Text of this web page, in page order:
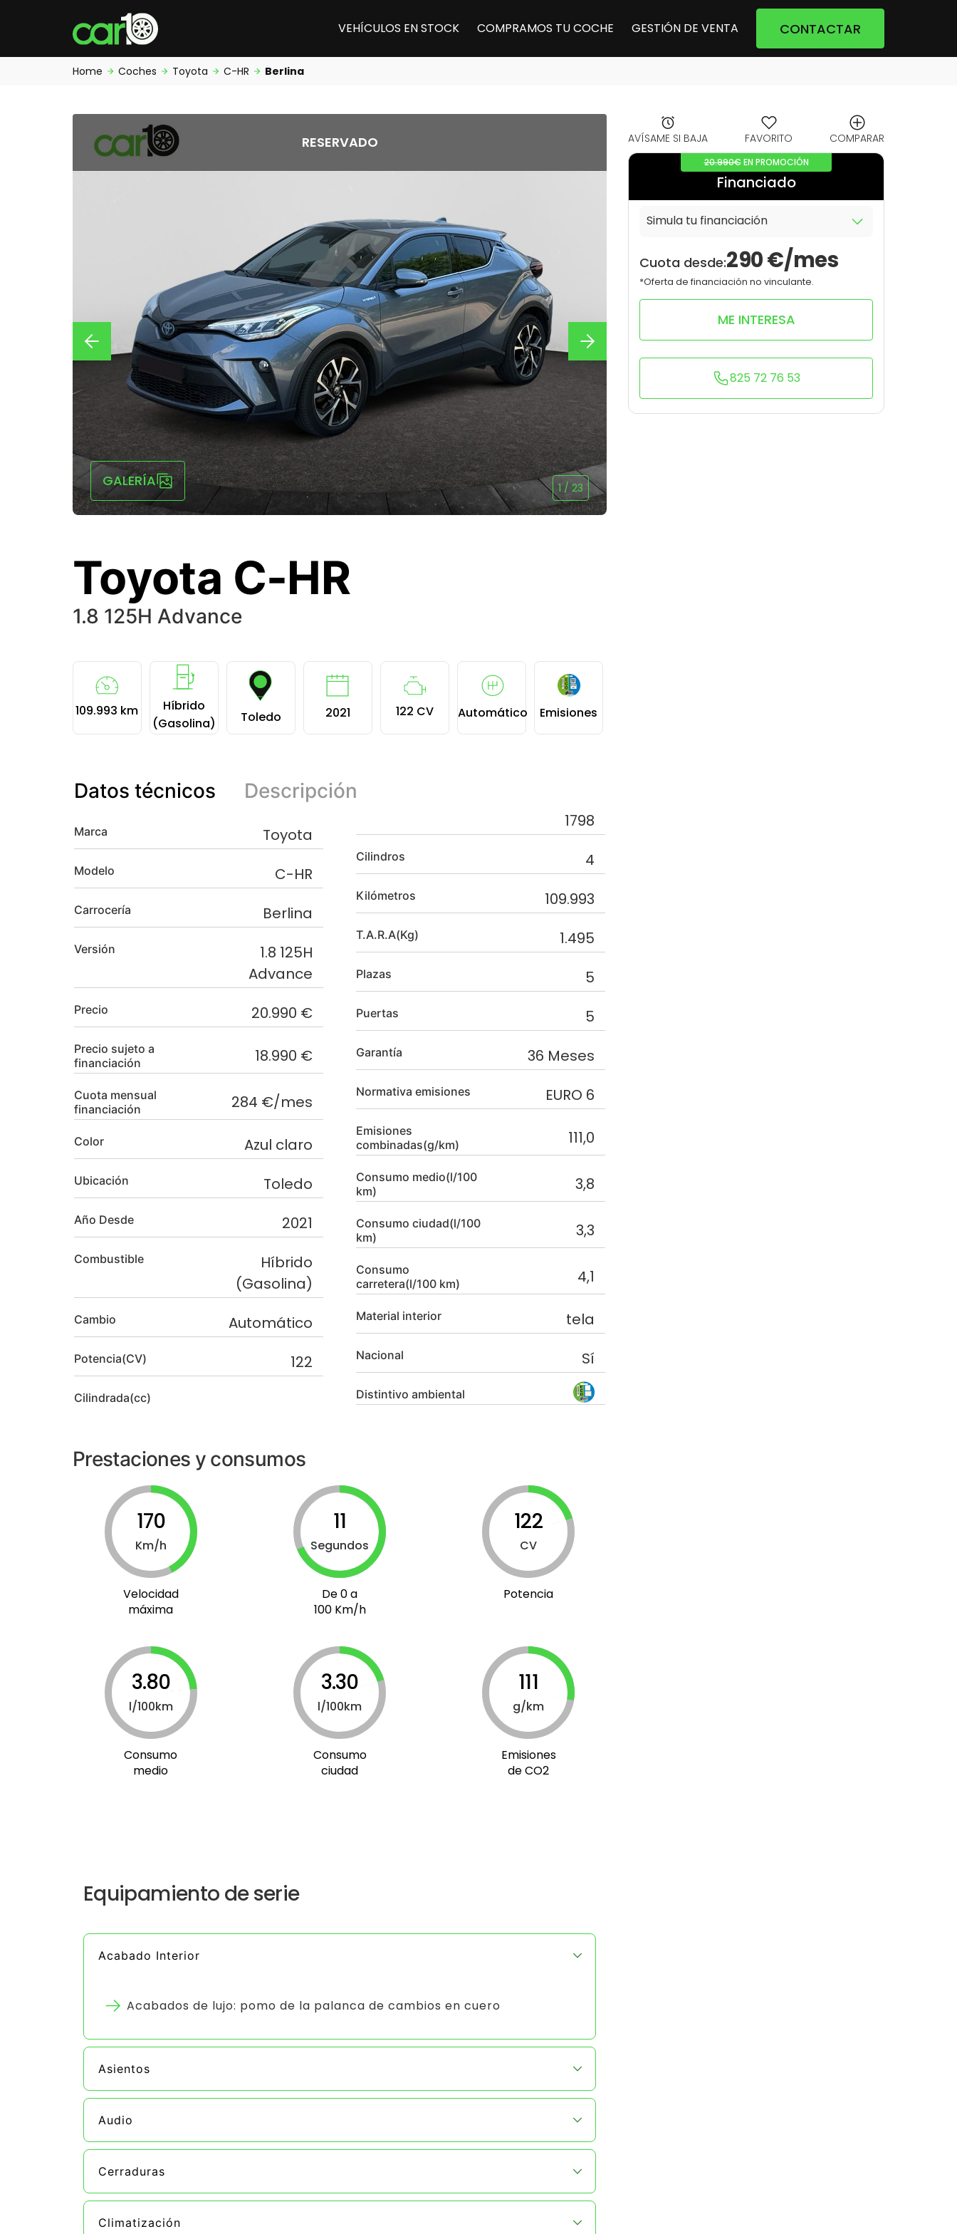
VEHÍCULOS EN STOCK COMPRAMOS TU COCHE GESTIÓN DE VENTA CONTACTAR
Home Coches Toyota C-HR Berlina
GALERÍA
RESERVADO
1/ 23
Toyota C-HR
1.8 125H Advance
109.993 km
Híbrido
(Gasolina)
Toledo 2021 122 CV Automático Emisiones
AVÍSAME SI BAJA FAVORITO COMPARAR
20.990€EN PROMOCIÓN
Financiado
Simula tu financiación
Cuota desde:290€/mes
*Oferta de financiación no vinculante.
ME INTERESA
825 72 76 53
Datos técnicos Descripción
Marca Toyota
Modelo C-HR
Carrocería Berlina
Versión
1.8 125H
Advance
Precio 20.990 €
Precio sujeto a
financiación
18.990 €
Cuota mensual
financiación
284 €/mes
Color Azul claro
Ubicación Toledo
Año Desde 2021
Combustible
Híbrido
(Gasolina)
Cambio Automático
Potencia(CV) 122
Cilindrada(cc)
1798
Cilindros 4
Kilómetros 109.993
T.A.R.A(Kg) 1.495
Plazas 5
Puertas 5
Garantía 36 Meses
Normativa emisiones EURO 6
Emisiones
combinadas(g/km)
111,0
Consumo medio(l/100
km)
3,8
Consumo ciudad(l/100
km)
3,3
Consumo
carretera(l/100 km)
4,1
Material interior tela
Nacional Sí
Distintivo ambiental
Prestaciones y consumos
170
Km/h
Velocidad
máxima
11
Segundos
De 0 a
100 Km/h
122
CV
Potencia
3.80
l/100km
Consumo
medio
3.30
l/100km
Consumo
ciudad
111
g/km
Emisiones
de CO2
Equipamiento de serie
Acabado Interior
Acabados de lujo: pomo de la palanca de cambios en cuero
Asientos
Audio
Cerraduras
Climatización